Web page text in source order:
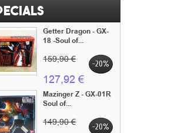
Getter Dragon - GX-
18 -Soul of...
159,90 € -20%
127,92 €
Mazinger Z - GX-01R
Soul of...
149,90 € -20%